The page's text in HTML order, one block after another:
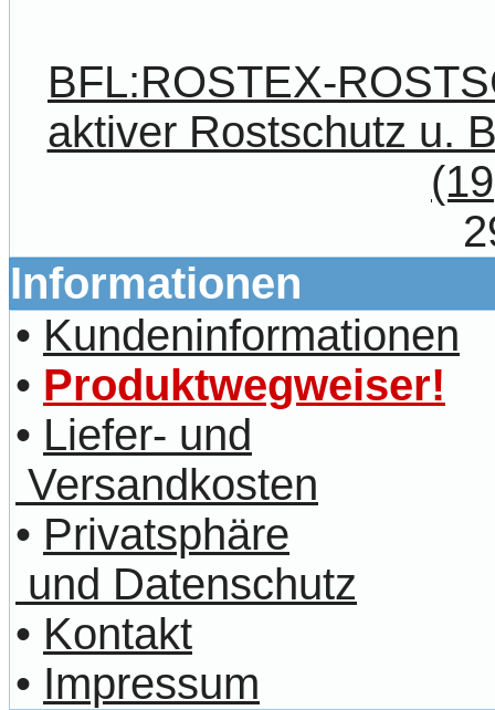
BFL:ROSTEX-
aktiver Rostschutz u.
Informationen
• Kundeninformationen
• Produktwegweiser!
• Liefer- und
Versandkosten
• Privatsphäre
und Datenschutz
• Kontakt
• Impressum